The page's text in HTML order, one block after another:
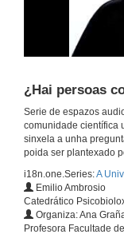
¿Hai persoas
Serie de espazos
comunidade científica
sinxela a unha
poida ser plantexado
i18n.one.Series:A
Emilio Ambrosio
Catedrático
Organiza: Ana
Profesora Facultade